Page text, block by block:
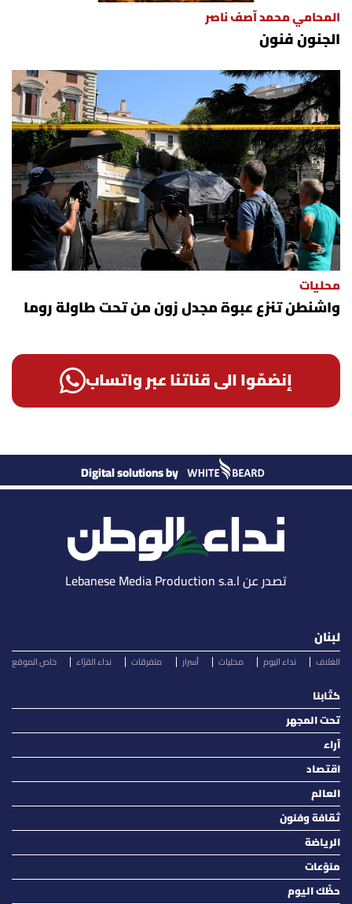
المحامي محمد آصف ناصر
الجنون فنون
محليات
واشنطن تنزع عبوة مجدل زون من تحت طاولة روما
إنضمّوا الى قناتنا عبر واتساب
Digital solutions by
تصدر عن Lebanese Media Production s.a.l
لبنان
الغلاف نداء اليوم محليات أسرار متفرقات نداء القرّاء خاص الموقع
كتّابنا
تحت المجهر
آراء
اقتصاد
العالم
ثقافة وفنون
الرياضة
منوّعات
حظّك اليوم